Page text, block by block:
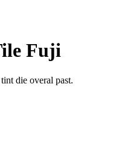
Fuji
die overal past.